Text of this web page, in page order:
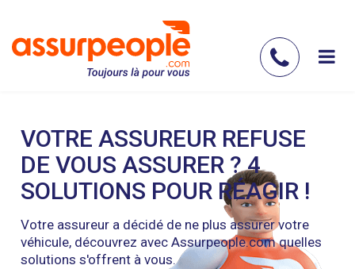
contenu
nous
VOTRE ASSUREUR REFUSE
DE VOUS ASSURER ? 4
SOLUTIONS POUR RÉAGIR !
Votre assureur a décidé de ne plus assurer votre
véhicule, découvrez avec Assurpeople.com quelles
solutions s'offrent à vous.